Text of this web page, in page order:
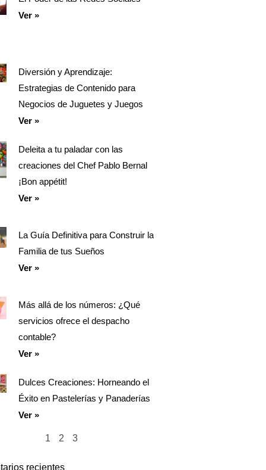
Ver »
Diversión y Aprendizaje:
Estrategias de Contenido para
Negocios de Juguetes y Juegos
Ver »
Deleita a tu paladar con las
creaciones del Chef Pablo Bernal
¡Bon appétit!
Ver »
La Guía Definitiva para Construir la
Familia de tus Sueños
Ver »
Más allá de los números: ¿Qué
servicios ofrece el despacho
contable?
Ver »
Dulces Creaciones: Horneando el
Éxito en Pastelerías y Panaderías
Ver »
1 2 3
recientes